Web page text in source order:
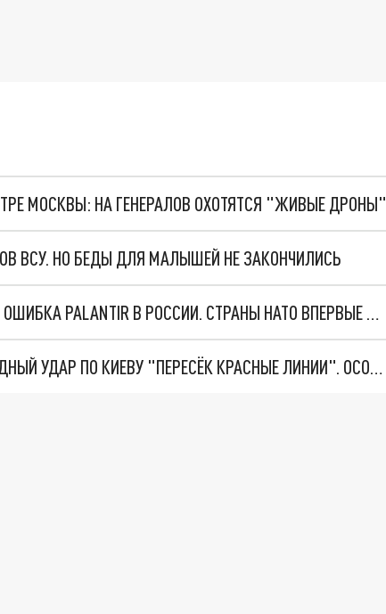
МОСКВЫ: НА ГЕНЕРАЛОВ ОХОТЯТСЯ "ЖИВЫЕ ДРОНЫ"
ВСУ. НО БЕДЫ ДЛЯ МАЛЫШЕЙ НЕ ЗАКОНЧИЛИСЬ
"ОЧЕНЬ ПЛОХИЕ НОВОСТИ": БОЛЬШАЯ ОШИБКА PALANTIR В РОССИИ. СТРАНЫ НАТО ВПЕРВЫЕ ЗА СВО ОСТАНОВИЛИ ПОСТАВКИ ОРУЖИЯ. ВСУ ТЕРЯЮТ ПРИГРАНИЧЬЕ?
"ТЕРПЕНИЕ ПУТИНА ЛОПНУЛО". РЕКОРДНЫЙ УДАР ПО КИЕВУ "ПЕРЕСЁК КРАСНЫЕ ЛИНИИ". ОСОБЫЕ СПЕЦЫ КНДР НА ЛБС? ТАЙНЫЕ ПЕРЕГОВОРЫ ЕВРОПЫ И МОСКВЫ